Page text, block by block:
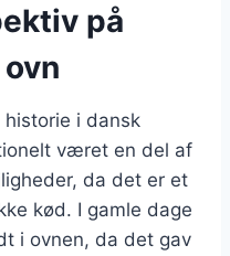
på
historie i dansk
været en del af
da det er et
kød. I gamle dage
i ovnen, da det gav